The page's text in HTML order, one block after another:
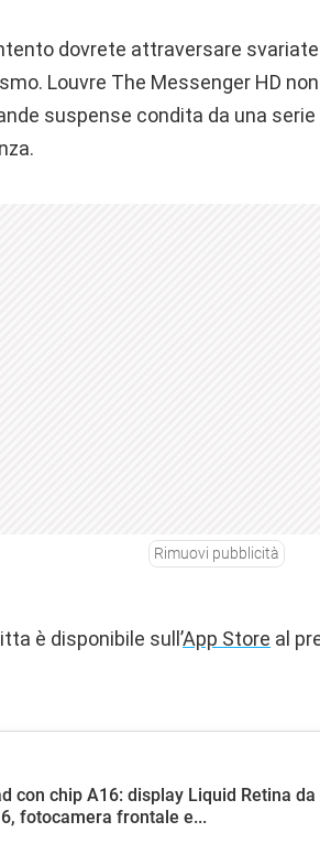
dovrete attraversare
Louvre The Messenger HD
suspense condita da una
Rimuovi pubblicità
è disponibile sull’App Store al
con chip A16: display Liquid Retina da
6, fotocamera frontale e...